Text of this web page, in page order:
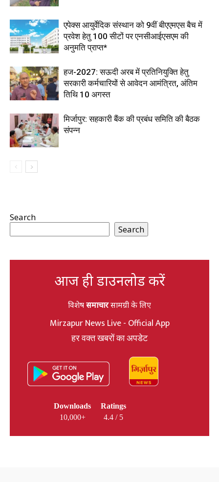
एपेक्स आयुर्वेदिक संस्थान को 9वीं बीएएमएस बैच में
प्रवेश हेतु 100 सीटों पर एनसीआईएसएम की
अनुमति प्राप्त*
हज-2027: सऊदी अरब में प्रतिनियुक्ति हेतु
सरकारी कर्मचारियों से आवेदन आमंत्रित, अंतिम
तिथि 10 अगस्त
मिर्जापुर: सहकारी बैंक की प्रबंध समिति की बैठक
संपन्न
Search
Search
आज ही डाउनलोड करें
विशेषसमाचारसामग्री के लिए
Mirzapur News Live - Official App
हर वक्त खबरों का अपडेट
Downloads
10,000+
Ratings
4.4 / 5